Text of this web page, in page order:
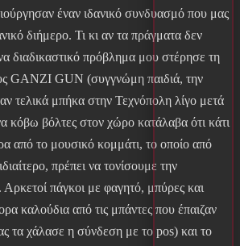
έναν ιδανικό συνδυασμό που μας
διήμερο. Τι κι αν τα πράγματα δεν
διαδικαστικό πρόβλημα μου στέρησε τη
GANZI GUN (συγγνώμη παιδιά, την
τελικά μπήκα στην Τεχνόπολη λίγο μετά
κόβω βόλτες στον χώρο κατάλαβα ότι κάτι
από το μουσικό κομμάτι, το οποίο από
πρέπει να τονίσουμε την
Αρκετοί πάγκοι με φαγητό, μπύρες και
καλούδια από τις μπάντες που έπαιζαν
τα χάλασε η σύνδεση με το pos) και το